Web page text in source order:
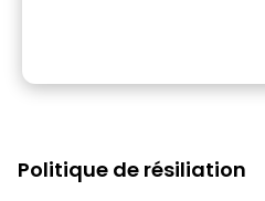
Politique de résiliation